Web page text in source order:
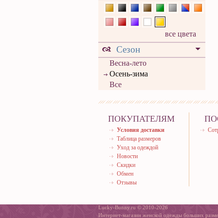
все цвета
Сезон
Весна-лето
Осень-зима
Все
ПОКУПАТЕЛЯМ
Условия доставки
Таблица размеров
Уход за одеждой
Новости
Скидки
Обмен
Отзывы
Lucky-Bunny.ru © 2010-2026
Интернет-магазин женской одежды больших